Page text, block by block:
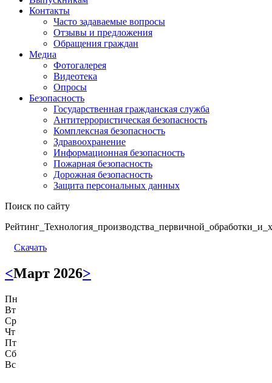
Контакты
Часто задаваемые вопросы
Отзывы и предложения
Обращения граждан
Медиа
Фотогалерея
Видеотека
Опросы
Безопасность
Государственная гражданская служба
Антитеррористическая безопасность
Комплексная безопасность
Здравоохранение
Информационная безопасность
Пожарная безопасность
Дорожная безопасность
Защита персональных данных
Поиск по сайту
Скачать
<Март 2026>
Пн
Вт
Ср
Чт
Пт
Сб
Вс